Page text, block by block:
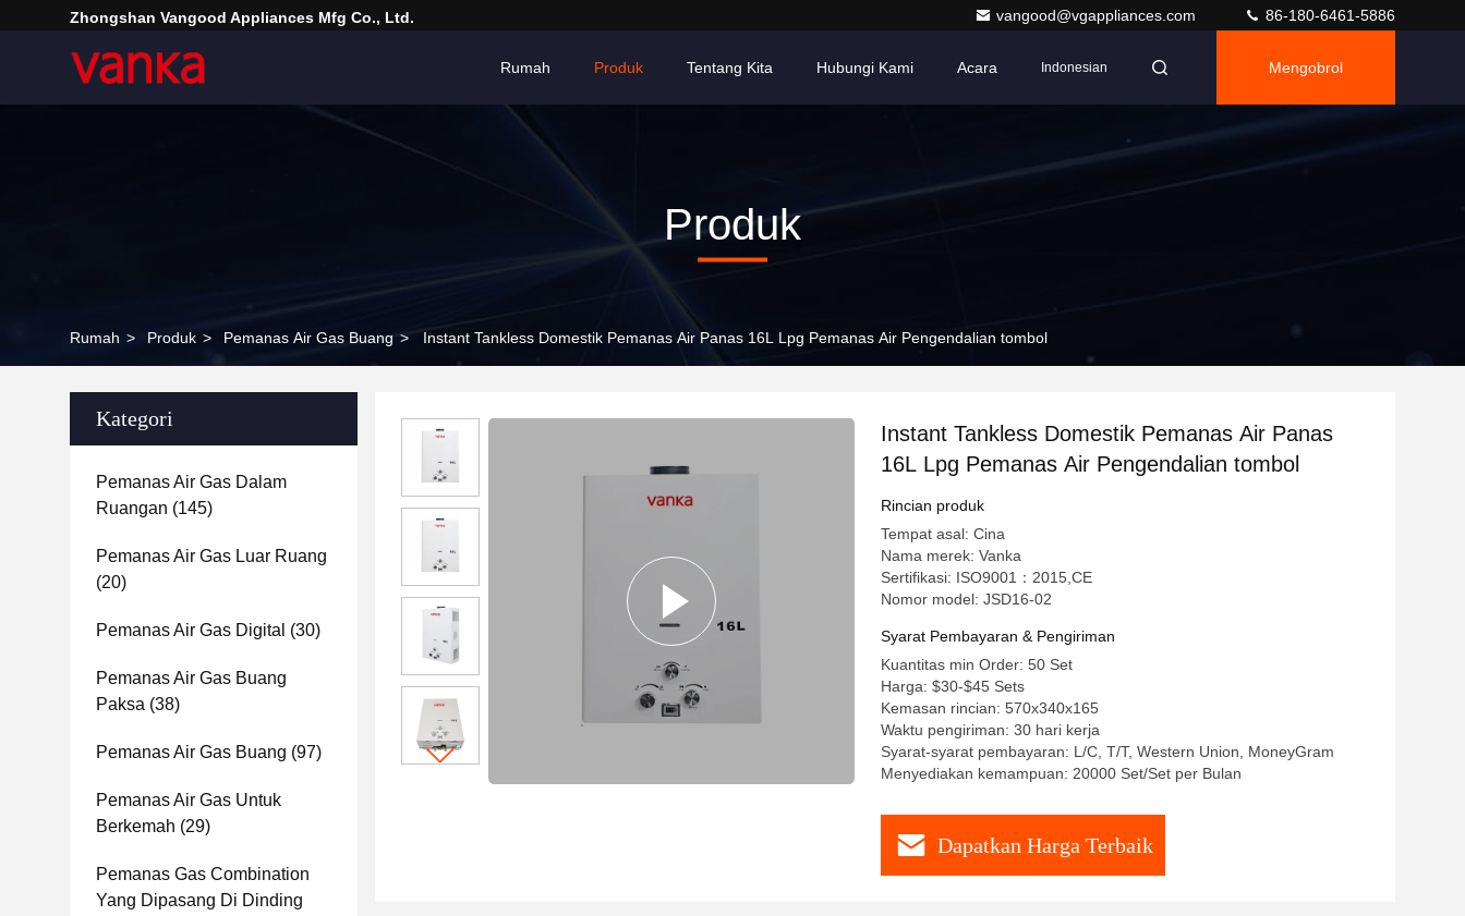
Zhongshan Vangood Appliances Mfg Co., Ltd. vangood@vgappliances.com 86-180-6461-5886
Rumah Produk Tentang Kita Hubungi Kami Acara Indonesian Mengobrol
Produk
Rumah > Produk > Pemanas Air Gas Buang > Instant Tankless Domestik Pemanas Air Panas 16L Lpg Pemanas Air Pengendalian tombol
Kategori
Pemanas Air Gas Dalam
Ruangan (145)
Pemanas Air Gas Luar Ruang
(20)
Pemanas Air Gas Digital (30)
Pemanas Air Gas Buang
Paksa (38)
Pemanas Air Gas Buang (97)
Pemanas Air Gas Untuk
Berkemah (29)
Pemanas Gas Combination
Yang Dipasang Di Dinding
Instant Tankless Domestik Pemanas Air Panas
16L Lpg Pemanas Air Pengendalian tombol
Rincian produk
Tempat asal: Cina
Nama merek: Vanka
Sertifikasi: ISO9001：2015,CE
Nomor model: JSD16-02
Syarat Pembayaran & Pengiriman
Kuantitas min Order: 50 Set
Harga: $30-$45 Sets
Kemasan rincian: 570x340x165
Waktu pengiriman: 30 hari kerja
Syarat-syarat pembayaran: L/C, T/T, Western Union, MoneyGram
Menyediakan kemampuan: 20000 Set/Set per Bulan
Dapatkan Harga Terbaik